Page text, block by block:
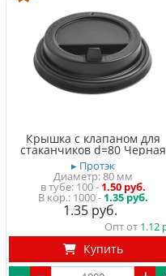
Крышка с клапаном для
стаканчиков d=80 Черная
▸ Протэк
Диаметр: 80 мм
в тубе 100- 1.50 руб.
1000 - 1.35 руб.
1.35
Опт от 1.12
Купить